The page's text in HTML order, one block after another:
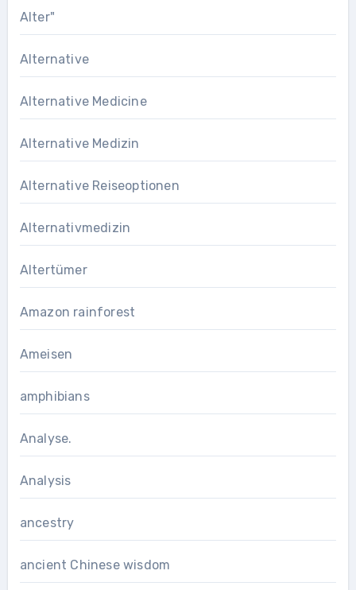
Alter"
Alternative
Alternative Medicine
Alternative Medizin
Alternative Reiseoptionen
Alternativmedizin
Altertümer
Amazon rainforest
Ameisen
amphibians
Analyse.
Analysis
ancestry
ancient Chinese wisdom